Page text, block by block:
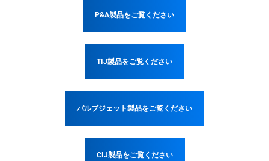
P&A製品をご覧ください
TIJ製品をご覧ください
バルブジェット製品をご覧ください
CIJ製品をご覧ください